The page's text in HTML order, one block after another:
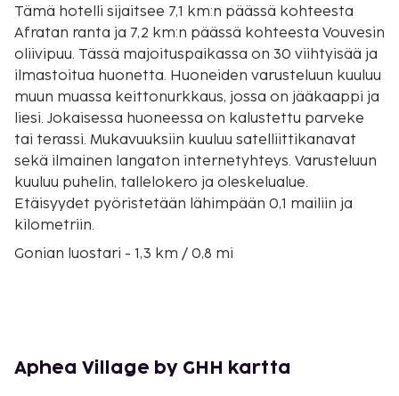
Tämä hotelli sijaitsee 7,1 km:n päässä kohteesta
Afratan ranta ja 7,2 km:n päässä kohteesta Vouvesin
oliivipuu. Tässä majoituspaikassa on 30 viihtyisää ja
ilmastoitua huonetta. Huoneiden varusteluun kuuluu
muun muassa keittonurkkaus, jossa on jääkaappi ja
liesi. Jokaisessa huoneessa on kalustettu parveke
tai terassi. Mukavuuksiin kuuluu satelliittikanavat
sekä ilmainen langaton internetyhteys. Varusteluun
kuuluu puhelin, tallelokero ja oleskelualue.
Etäisyydet pyöristetään lähimpään 0,1 mailiin ja
kilometriin.
Gonian luostari - 1,3 km / 0,8 mi
Karavitakisin viinitila - 7,1 km / 4,4 mi
Vouvesin oliivipuu - 7,2 km / 4,5 mi
Aphea Village by GHH kartta